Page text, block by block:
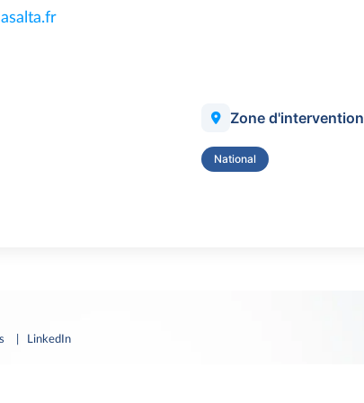
Zone d'intervention
National
| LinkedIn